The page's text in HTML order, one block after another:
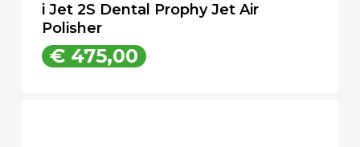
i Jet 2S Dental Prophy Jet Air
Polisher
€475,00